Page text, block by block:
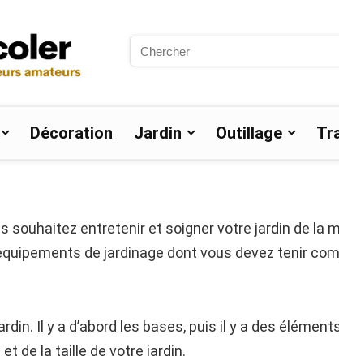
Search
Décoration Jardin Outillage
souhaitez entretenir et soigner votre jardin de la
de jardinage dont vous devez tenir
Il y a d’abord les bases, puis il y a des
de la taille de votre jardin.